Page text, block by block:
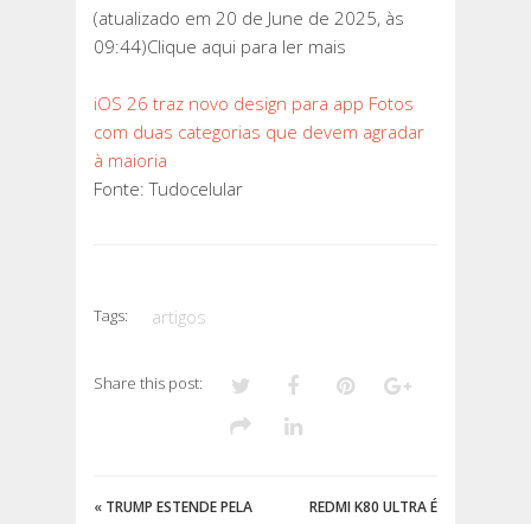
(atualizado em 20 de June de 2025, às
09:44)Clique aqui para ler mais
iOS 26 traz novo design para app Fotos
com duas categorias que devem agradar
à maioria
Fonte: Tudocelular
Tags: artigos
Share this post:
« TRUMP ESTENDE PELA
REDMI K80 ULTRA É